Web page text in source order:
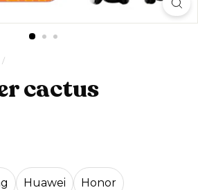
/
cactus
Huawei Honor